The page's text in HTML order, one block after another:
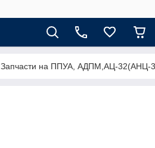
Запчасти на ППУА, АДПМ,АЦ-32(АНЦ-